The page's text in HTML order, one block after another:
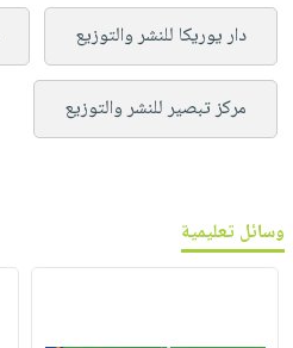
دار يوريكا للنشر والتوزيع
مركز تبصير للنشر والتوزيع
وسائل تعليمية